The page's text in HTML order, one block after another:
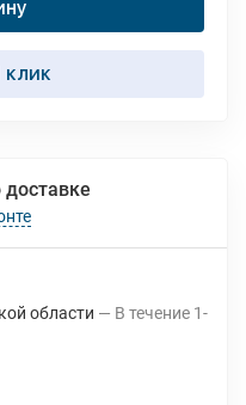
клик
области В течение 1-